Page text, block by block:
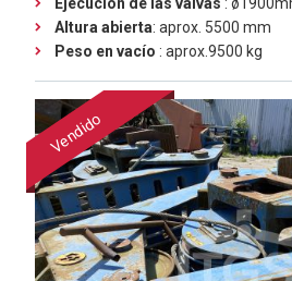
Altura abierta: aprox. 5500 mm
Peso en vacío : aprox.9500 kg
Vendido